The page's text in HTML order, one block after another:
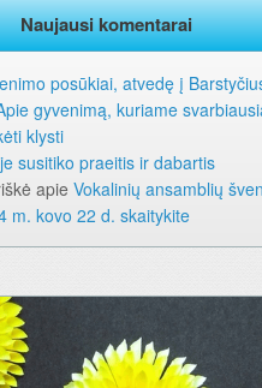
Naujausi komentarai
posūkiai, atvedę į
gyvenimą, kuriame
klysti
susitiko praeitis ir dabartis
apie Vokalinių ansamblių
m. kovo 22 d. skaitykite